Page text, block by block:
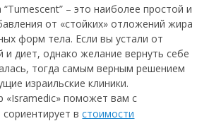
– это наиболее простой и
от «стойких» отложений жира
форм тела. Если вы устали от
диет, однако желание вернуть себе
тогда самым верным решением
израильские клиники.
«Isramedic» поможет вам с
сориентирует встоимости